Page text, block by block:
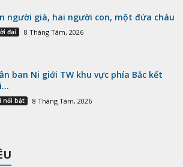
người già, hai người con, một đứa cháu
đại 8 Tháng Tám, 2026
ban Ni giới TW khu vực phía Bắc kết
nổi bật 8 Tháng Tám, 2026